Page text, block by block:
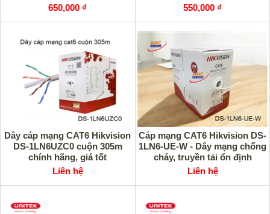
650,000 ₫
550,000 ₫
Dây cáp mạng CAT6 Hikvision
DS-1LN6UZC0 cuộn 305m
chính hãng, giá tốt
Liên hệ
Cáp mạng CAT6 Hikvision DS-
1LN6-UE-W - Dây mạng chống
cháy, truyền tải ổn định
Liên hệ